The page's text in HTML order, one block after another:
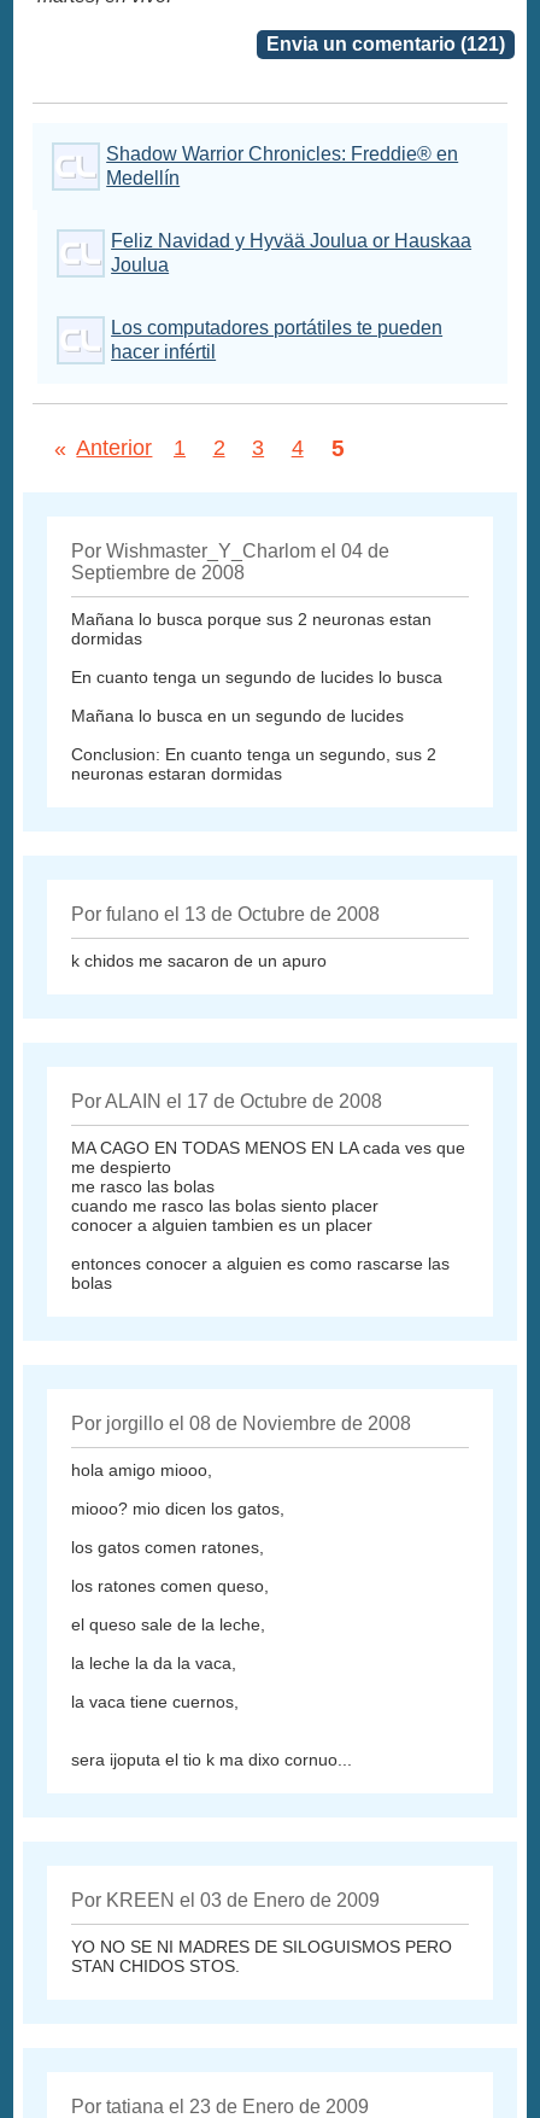
Envia un comentario (121)
Shadow Warrior Chronicles: Freddie® en
Medellín
Feliz Navidad y Hyvää Joulua or Hauskaa
Joulua
Los computadores portátiles te pueden
hacer infértil
« Anterior 1 2 3 4 5
Por Wishmaster_Y_Charlom el 04 de
Septiembre de 2008
Mañana lo busca porque sus 2 neuronas estan
dormidas
En cuanto tenga un segundo de lucides lo busca
Mañana lo busca en un segundo de lucides
Conclusion: En cuanto tenga un segundo, sus 2
neuronas estaran dormidas
Por fulano el 13 de Octubre de 2008
k chidos me sacaron de un apuro
Por ALAIN el 17 de Octubre de 2008
MA CAGO EN TODAS MENOS EN LA cada ves que
me despierto
me rasco las bolas
cuando me rasco las bolas siento placer
conocer a alguien tambien es un placer
entonces conocer a alguien es como rascarse las
bolas
Por jorgillo el 08 de Noviembre de 2008
hola amigo miooo,
miooo? mio dicen los gatos,
los gatos comen ratones,
los ratones comen queso,
el queso sale de la leche,
la leche la da la vaca,
la vaca tiene cuernos,
sera ijoputa el tio k ma dixo cornuo...
Por KREEN el 03 de Enero de 2009
YO NO SE NI MADRES DE SILOGUISMOS PERO
STAN CHIDOS STOS.
Por tatiana el 23 de Enero de 2009